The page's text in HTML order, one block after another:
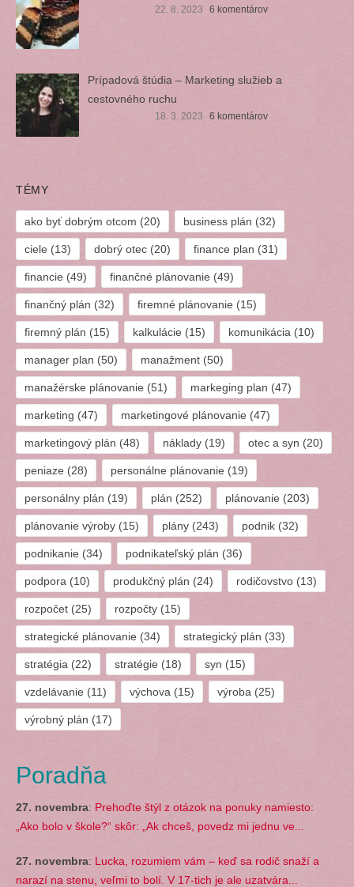
22. 8. 2023 6 komentárov
Prípadová štúdia – Marketing služieb a
cestovného ruchu
18. 3. 2023 6 komentárov
TÉMY
ako byť dobrým otcom (20) business plán (32)
ciele (13) dobrý otec(20) finance plan (31)
financie (49) finančné plánovanie (49)
finančný plán (32) firemné plánovanie (15)
firemný plán (15) kalkulácie (15) komunikácia (10)
manager plan (50) manažment(50)
manažérske plánovanie (51) markeging plan (47)
marketing (47) marketingové plánovanie (47)
marketingový plán (48) náklady(19) otec a syn (20)
peniaze (28) personálne plánovanie (19)
personálny plán (19) plán (252) plánovanie (203)
plánovanie výroby (15) plány(243) podnik(32)
podnikanie (34) podnikateľský plán (36)
podpora (10) produkčný plán (24) rodičovstvo(13)
rozpočet (25) rozpočty(15)
strategické plánovanie (34) strategický plán (33)
stratégia (22) stratégie (18) syn (15)
vzdelávanie (11) výchova (15) výroba (25)
výrobný plán (17)
Poradňa
27. novembra: Prehoďte štýl z otázok na ponuky namiesto:
„Ako bolo v škole?“ skôr: „Ak chceš, povedz mi jednu ve...
27. novembra: Lucka, rozumiem vám – keď sa rodič snaží a
narazí na stenu, veľmi to bolí. V 17-tich je ale uzatvára...